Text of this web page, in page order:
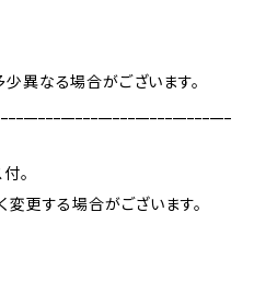
異なる場合がございます。
。
更する場合がございます。